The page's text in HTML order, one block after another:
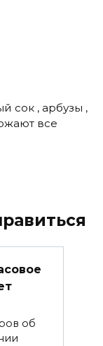
сок , арбузы ,
все
об